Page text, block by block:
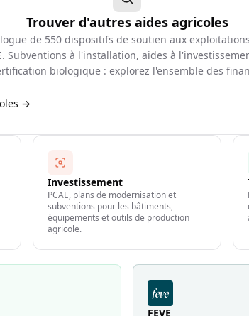
Trouver d'autres aides agricoles
de 550 dispositifs de soutien aux
Subventions à l'installation, aides à
biologique : explorez l'ensemble des
→
Investissement
PCAE, plans de modernisation et
subventions pour les bâtiments,
équipements et outils de production
agricole.
FEVE